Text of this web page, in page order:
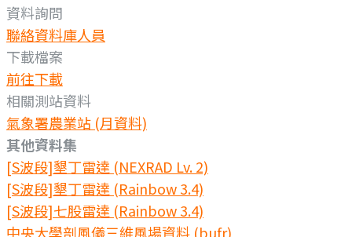
資料詢問
聯絡資料庫人員
下載檔案
前往下載
相關測站資料
氣象署農業站 (月資料)
其他資料集
[S波段]墾丁雷達 (NEXRAD Lv. 2)
[S波段]墾丁雷達 (Rainbow 3.4)
[S波段]七股雷達 (Rainbow 3.4)
中央大學剖風儀三維風場資料 (bufr)